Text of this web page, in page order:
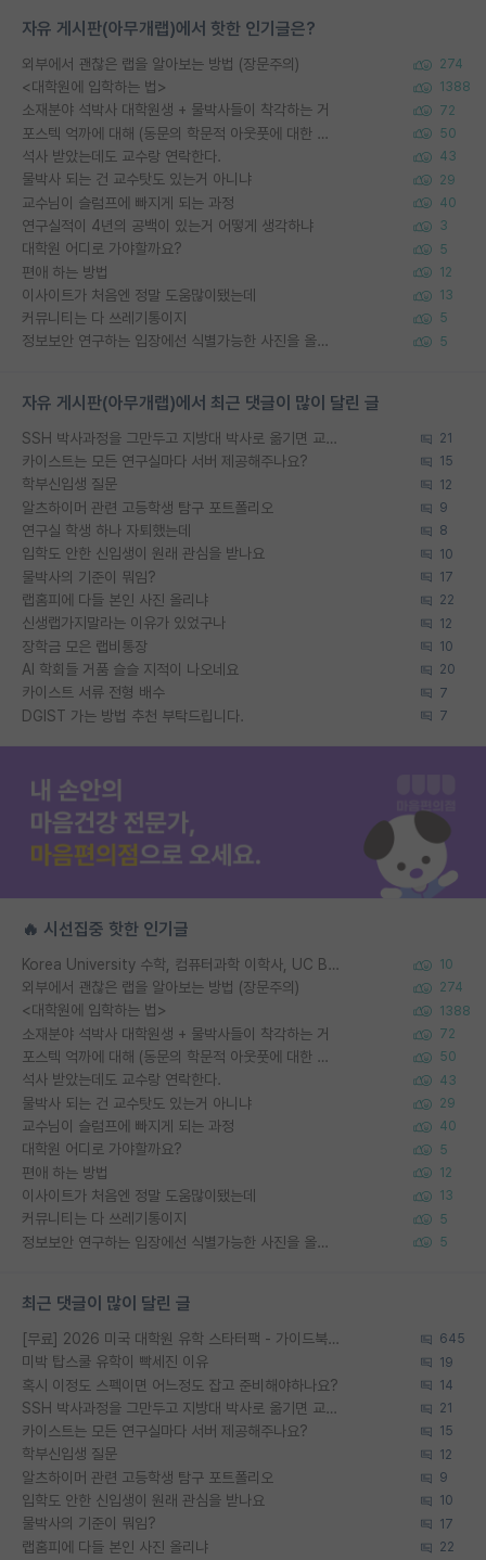
자유 게시판(아무개랩)에서 핫한 인기글은?
외부에서 괜찮은 랩을 알아보는 방법 (장문주의) 274
<대학원에 입학하는 법> 1388
소재분야 석박사 대학원생 + 물박사들이 착각하는 거 72
포스텍 억까에 대해 (동문의 학문적 아웃풋에 대한 반박) 50
석사 받았는데도 교수랑 연락한다. 43
물박사 되는 건 교수탓도 있는거 아니냐 29
교수님이 슬럼프에 빠지게 되는 과정 40
연구실적이 4년의 공백이 있는거 어떻게 생각하냐 3
대학원 어디로 가야할까요? 5
편애 하는 방법 12
이사이트가 처음엔 정말 도움많이됐는데 13
커뮤니티는 다 쓰레기통이지 5
정보보안 연구하는 입장에선 식별가능한 사진을 올리는건 비추이긴함 5
자유 게시판(아무개랩)에서 최근 댓글이 많이 달린 글
SSH 박사과정을 그만두고 지방대 박사로 옮기면 교수의 꿈은 끝일까요? 21
카이스트는 모든 연구실마다 서버 제공해주나요? 15
학부신입생 질문 12
알츠하이머 관련 고등학생 탐구 포트폴리오 9
연구실 학생 하나 자퇴했는데 8
입학도 안한 신입생이 원래 관심을 받나요 10
물박사의 기준이 뭐임? 17
랩홈피에 다들 본인 사진 올리냐 22
신생랩가지말라는 이유가 있었구나 12
장학금 모은 랩비통장 10
AI 학회들 거품 슬슬 지적이 나오네요 20
카이스트 서류 전형 배수 7
DGIST 가는 방법 추천 부탁드립니다. 7
🔥 시선집중 핫한 인기글
Korea University 수학, 컴퓨터과학 이학사, UC Berkeley 산업공학 대학원 공학박사가 되는 것은 쉽지 않겠죠? 10
외부에서 괜찮은 랩을 알아보는 방법 (장문주의) 274
<대학원에 입학하는 법> 1388
소재분야 석박사 대학원생 + 물박사들이 착각하는 거 72
포스텍 억까에 대해 (동문의 학문적 아웃풋에 대한 반박) 50
석사 받았는데도 교수랑 연락한다. 43
물박사 되는 건 교수탓도 있는거 아니냐 29
교수님이 슬럼프에 빠지게 되는 과정 40
대학원 어디로 가야할까요? 5
편애 하는 방법 12
이사이트가 처음엔 정말 도움많이됐는데 13
커뮤니티는 다 쓰레기통이지 5
정보보안 연구하는 입장에선 식별가능한 사진을 올리는건 비추이긴함 5
최근 댓글이 많이 달린 글
[무료] 2026 미국 대학원 유학 스타터팩 - 가이드북 & 합격자 컨택메일 템플릿 645
미박 탑스쿨 유학이 빡세진 이유 19
혹시 이정도 스펙이면 어느정도 잡고 준비해야하나요? 14
SSH 박사과정을 그만두고 지방대 박사로 옮기면 교수의 꿈은 끝일까요? 21
카이스트는 모든 연구실마다 서버 제공해주나요? 15
학부신입생 질문 12
알츠하이머 관련 고등학생 탐구 포트폴리오 9
입학도 안한 신입생이 원래 관심을 받나요 10
물박사의 기준이 뭐임? 17
랩홈피에 다들 본인 사진 올리냐 22